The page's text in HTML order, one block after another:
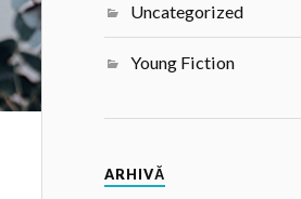
Uncategorized
Young Fiction
ARHIVĂ